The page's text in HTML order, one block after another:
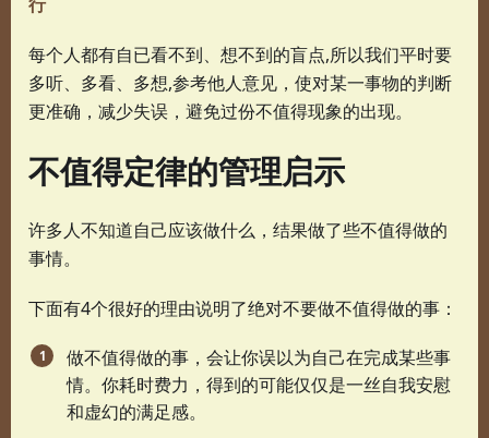
每个人都有自已看不到、想不到的盲点,所以我们平时要
多听、多看、多想,参考他人意见，使对某一事物的判断
更准确，减少失误，避免过份不值得现象的出现。
不值得定律的管理启示
许多人不知道自己应该做什么，结果做了些不值得做的
事情。
下面有4个很好的理由说明了绝对不要做不值得做的事：
做不值得做的事，会让你误以为自己在完成某些事
情。你耗时费力，得到的可能仅仅是一丝自我安慰
和虚幻的满足感。